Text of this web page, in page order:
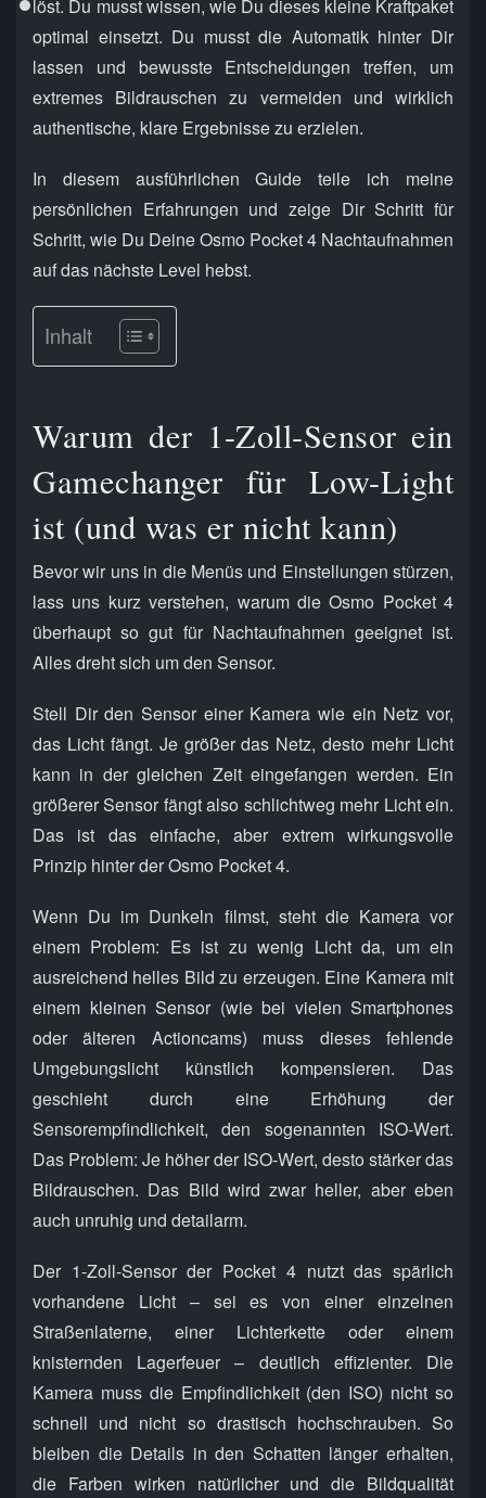
löst. Du musst wissen, wie Du dieses kleine Kraftpaket
optimal einsetzt. Du musst die Automatik hinter Dir
lassen und bewusste Entscheidungen treffen, um
extremes Bildrauschen zu vermeiden und wirklich
authentische, klare Ergebnisse zu erzielen.
In diesem ausführlichen Guide teile ich meine
persönlichen Erfahrungen und zeige Dir Schritt für
Schritt, wie Du Deine Osmo Pocket 4 Nachtaufnahmen
auf das nächste Level hebst.
Inhalt
Warum der 1-Zoll-Sensor ein
Gamechanger für Low-Light
ist (und was er nicht kann)
Bevor wir uns in die Menüs und Einstellungen stürzen,
lass uns kurz verstehen, warum die Osmo Pocket 4
überhaupt so gut für Nachtaufnahmen geeignet ist.
Alles dreht sich um den Sensor.
Stell Dir den Sensor einer Kamera wie ein Netz vor,
das Licht fängt. Je größer das Netz, desto mehr Licht
kann in der gleichen Zeit eingefangen werden. Ein
größerer Sensor fängt also schlichtweg mehr Licht ein.
Das ist das einfache, aber extrem wirkungsvolle
Prinzip hinter der Osmo Pocket 4.
Wenn Du im Dunkeln filmst, steht die Kamera vor
einem Problem: Es ist zu wenig Licht da, um ein
ausreichend helles Bild zu erzeugen. Eine Kamera mit
einem kleinen Sensor (wie bei vielen Smartphones
oder älteren Actioncams) muss dieses fehlende
Umgebungslicht künstlich kompensieren. Das
geschieht durch eine Erhöhung der
Sensorempfindlichkeit, den sogenannten ISO-Wert.
Das Problem: Je höher der ISO-Wert, desto stärker das
Bildrauschen. Das Bild wird zwar heller, aber eben
auch unruhig und detailarm.
Der 1-Zoll-Sensor der Pocket 4 nutzt das spärlich
vorhandene Licht – sei es von einer einzelnen
Straßenlaterne, einer Lichterkette oder einem
knisternden Lagerfeuer – deutlich effizienter. Die
Kamera muss die Empfindlichkeit (den ISO) nicht so
schnell und nicht so drastisch hochschrauben. So
bleiben die Details in den Schatten länger erhalten,
die Farben wirken natürlicher und die Bildqualität